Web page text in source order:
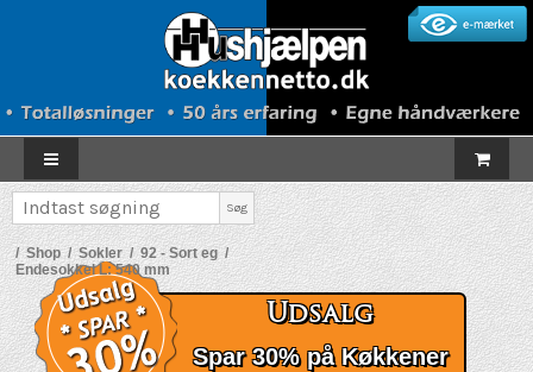
Søg
/ Shop / Sokler / 92 - Sort eg /
Endesokkel L: 540 mm
Udsalg
Spar 30% på Køkkener